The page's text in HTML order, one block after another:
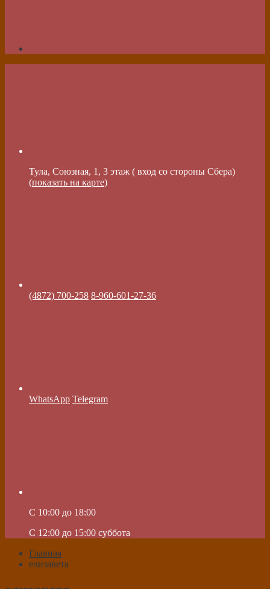
Тула, Союзная, 1, 3 этаж ( вход со стороны Сбера)
(показать на карте)
(4872) 700-258 8-960-601-27-36
WhatsApp Telegram
C 10:00 до 18:00
C 12:00 до 15:00 суббота
Главная
елизавета